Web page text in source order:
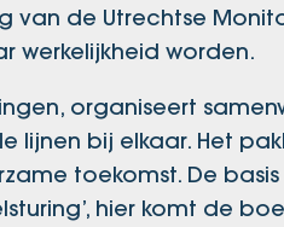
van de Utrechtse
werkelijkheid worden.
organiseert
lijnen bij elkaar. Het
toekomst. De
hier komt de